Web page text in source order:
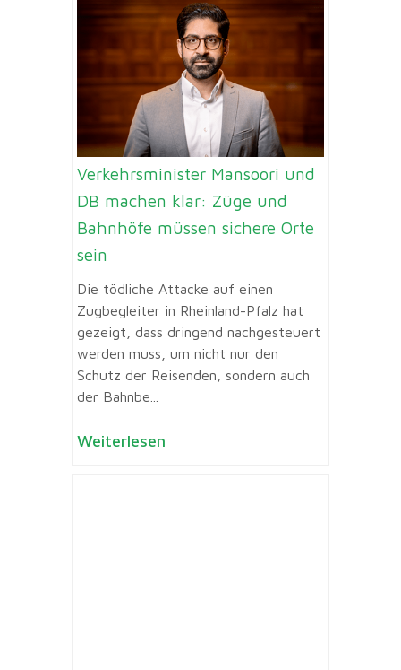
Verkehrsminister Mansoori und
DB machen klar: Züge und
Bahnhöfe müssen sichere Orte
sein
Die tödliche Attacke auf einen
Zugbegleiter in Rheinland-Pfalz hat
gezeigt, dass dringend nachgesteuert
werden muss, um nicht nur den
Schutz der Reisenden, sondern auch
der Bahnbe...
Weiterlesen